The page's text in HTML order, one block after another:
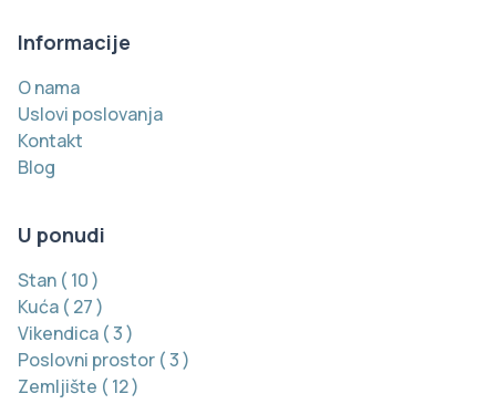
Informacije
O nama
Uslovi poslovanja
Kontakt
Blog
U ponudi
Stan ( 10)
Kuća ( 27)
Vikendica (3)
Poslovni prostor (3)
Zemljište ( 12)